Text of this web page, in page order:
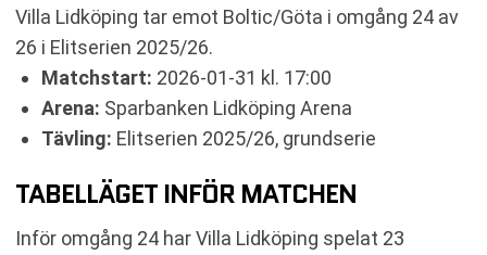
TABELL
RELATERADE NYHETER
Villa Lidköping tar emot Boltic/Göta i omgång 24 av
26 i Elitserien 2025/26.
Matchstart: 2026-01-31 kl. 17:00
Arena: Sparbanken Lidköping Arena
Tävling: Elitserien 2025/26, grundserie
TABELLÄGET INFÖR MATCHEN
Inför omgång 24 har Villa Lidköping spelat 23